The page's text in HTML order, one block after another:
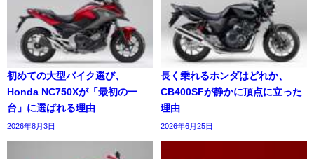
初めての大型バイク選び、
Honda NC750Xが「最初の一
台」に選ばれる理由
2026年8月3日
長く乗れるホンダはどれか、
CB400SFが静かに頂点に立った
理由
2026年6月25日